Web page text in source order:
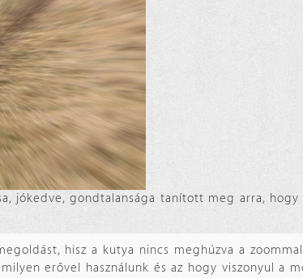
jókedve, gondtalansága tanított meg arra,
hisz a kutya nincs meghúzva a
erővel használunk és az hogy viszonyul a